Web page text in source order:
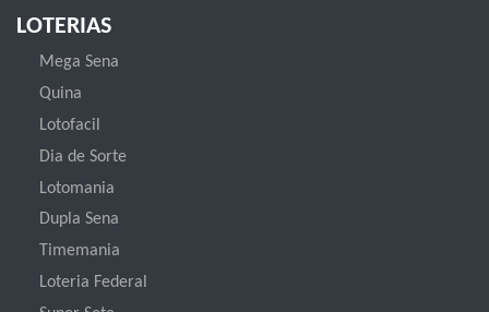
LOTERIAS
Mega Sena
Quina
Lotofacil
Dia de Sorte
Lotomania
Dupla Sena
Timemania
Loteria Federal